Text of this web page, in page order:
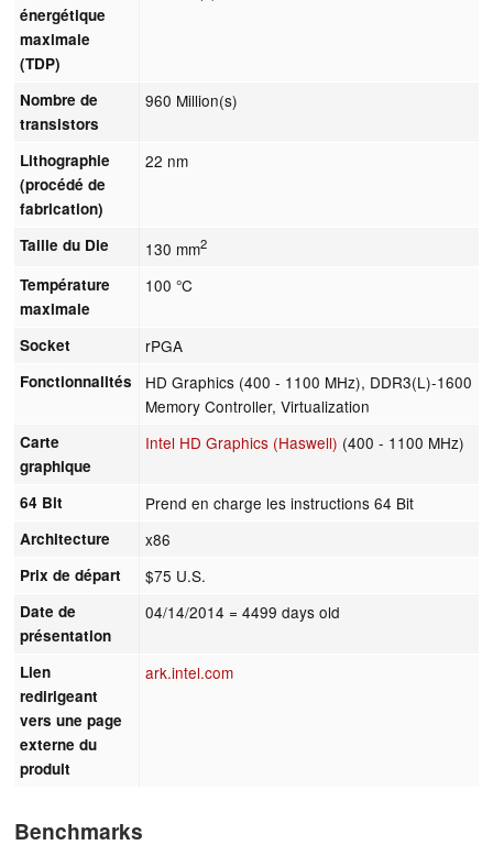
énergétique
maximale
(TDP)
Nombre de
transistors
960 Million(s)
Lithographie
(procédé de
fabrication)
22 nm
Taille du Die 130 mm2
Température
maximale
100 °C
Socket rPGA
Fonctionnalités
HD Graphics (400 - 1100 MHz), DDR3(L)-1600
Memory Controller, Virtualization
Carte
graphique
Intel HD Graphics (Haswell) (400 - 1100 MHz)
64 Bit Prend en charge les instructions 64 Bit
Architecture x86
Prix de départ $75 U.S.
Date de
présentation
04/14/2014 = 4499 days old
Lien
redirigeant
vers une page
externe du
produit
ark.intel.com
Benchmarks